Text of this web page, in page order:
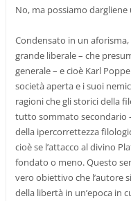
No, ma possiamo dargliene
Condensato in un
grande liberale – che
generale – e cioè Karl
società aperta e i suoi
ragioni che gli storici della
tutto sommato secondario
della ipercorrettezza
cioè se l’attacco al divino
fondato o meno. Questo
vero obiettivo che l’autore
della libertà in un’epoca in